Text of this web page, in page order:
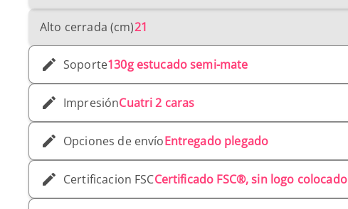
Alto cerrada (cm)21
Soporte130g estucado semi-mate
ImpresiónCuatri 2 caras
Opciones de envíoEntregado plegado
Certificacion FSCCertificado FSC®, sin logo colocado